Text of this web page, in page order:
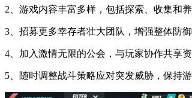
2、游戏内容丰富多样，包括探索、收集和养
3、招募更多幸存者壮大团队，增强整体防御
4、加入激情无限的公会，与玩家协作共享资
5、随时调整战斗策略应对突发威胁，保持游